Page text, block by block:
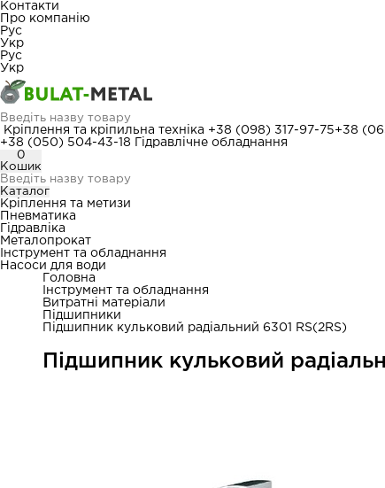
Контакти
Про компанію
Рус
Укр
Рус
Укр
Кріплення та кріпильна техніка +38 (098) 317-97-75+38
+38 (050) 504-43-18
Гідравлічне обладнання
0
Кошик
Каталог
Кріплення та метизи
Пневматика
Гідравліка
Металопрокат
Інструмент та обладнання
Насоси для води
Головна
Інструмент та обладнання
Витратні матеріали
Підшипники
Підшипник кульковий радіальний 6301 RS(2RS)
Підшипник кульковий